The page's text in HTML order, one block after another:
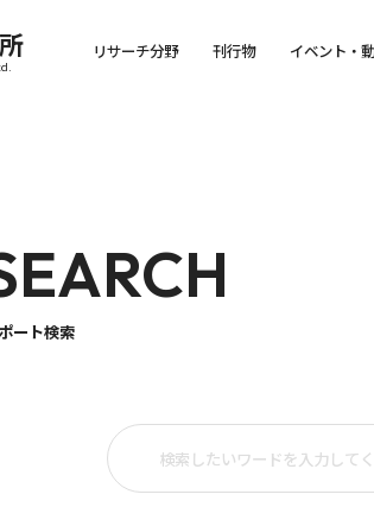
リサーチ分野 刊行物 イベント・
ート検索